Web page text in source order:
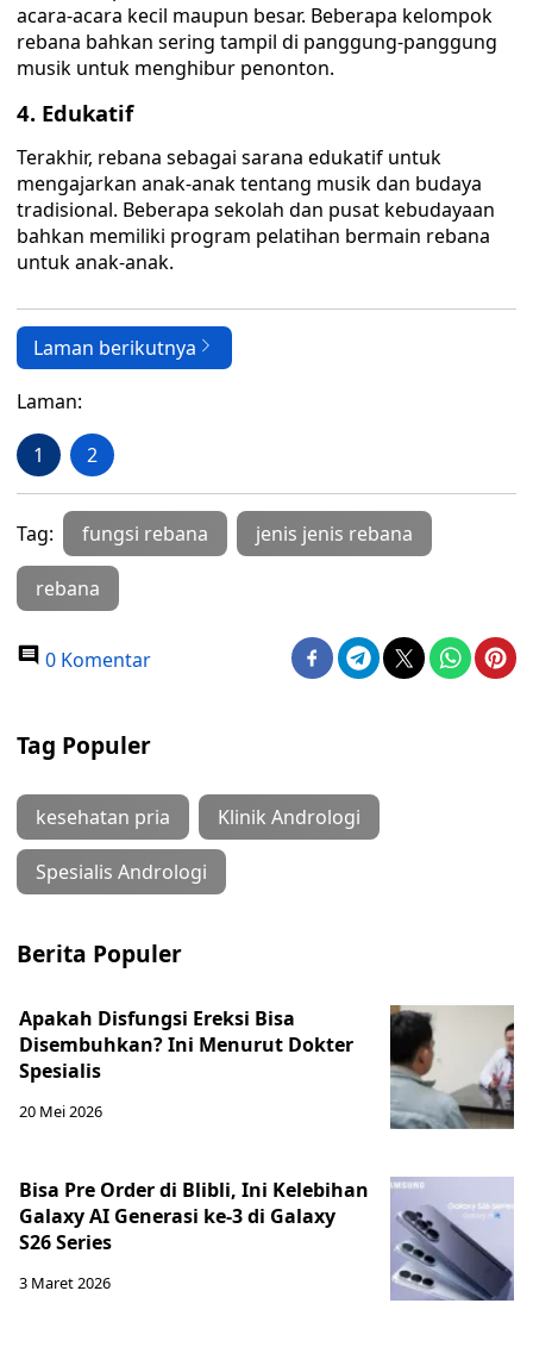
acara-acara kecil maupun besar. Beberapa kelompok
rebana bahkan sering tampil di panggung-panggung
musik untuk menghibur penonton.
4. Edukatif
Terakhir, rebana sebagai sarana edukatif untuk
mengajarkan anak-anak tentang musik dan budaya
tradisional. Beberapa sekolah dan pusat kebudayaan
bahkan memiliki program pelatihan bermain rebana
untuk anak-anak.
Laman berikutnya
Laman:
1 2
Tag: fungsi rebana jenis jenis rebana
rebana
0 Komentar
Tag Populer
kesehatan pria Klinik Andrologi
Spesialis Andrologi
Berita Populer
Apakah Disfungsi Ereksi Bisa
Disembuhkan? Ini Menurut Dokter
Spesialis
20 Mei 2026
Bisa Pre Order di Blibli, Ini Kelebihan
Galaxy AI Generasi ke-3 di Galaxy
S26 Series
3 Maret 2026